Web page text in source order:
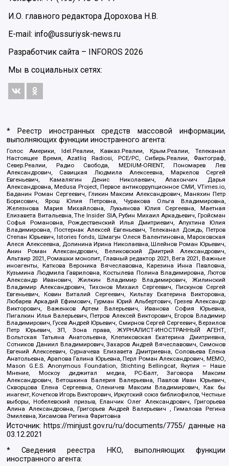
И.О. главного редактора Дорохова Н.В.
E-mail: info@ussuriysk-news.ru
Разработчик сайта –
INFOROS 2026
Мы в социальных сетях:
* Реестр иностранных средств массовой информации,
выполняющих функции иностранного агента:
Голос Америки, Idel.Реалии, Кавказ.Реалии, Крым.Реалии, Телеканал
Настоящее Время, Azatliq Radiosi, PCE/PC, Сибирь.Реалии, Фактограф,
Север.Реалии, Радио Свобода, MEDIUM-ORIENT, Пономарев Лев
Александрович, Савицкая Людмила Алексеевна, Маркелов Сергей
Евгеньевич, Камалягин Денис Николаевич, Апахончич Дарья
Александровна, Medusa Project, Первое антикоррупционное СМИ, VTimes.io,
Баданин Роман Сергеевич, Гликин Максим Александрович, Маняхин Петр
Борисович, Ярош Юлия Петровна, Чуракова Ольга Владимировна,
Железнова Мария Михайловна, Лукьянова Юлия Сергеевна, Маетная
Елизавета Витальевна, The Insider SIA, Рубин Михаил Аркадьевич, Гройсман
Софья Романовна, Рождественский Илья Дмитриевич, Апухтина Юлия
Владимировна, Постернак Алексей Евгеньевич, Телеканал Дождь, Петров
Степан Юрьевич, Istories fonds, Шмагун Олеся Валентиновна, Мароховская
Алеся Алексеевна, Долинина Ирина Николаевна, Шлейнов Роман Юрьевич,
Анин Роман Александрович, Великовский Дмитрий Александрович,
Альтаир 2021, Ромашки монолит, Главный редактор 2021, Вега 2021, Важные
иноагенты, Каткова Вероника Вячеславовна, Карезина Инна Павловна,
Кузьмина Людмила Гавриловна, Костылева Полина Владимировна, Лютов
Александр Иванович, Жилкин Владимир Владимирович, Жилинский
Владимир Александрович, Тихонов Михаил Сергеевич, Пискунов Сергей
Евгеньевич, Ковин Виталий Сергеевич, Кильтау Екатерина Викторовна,
Любарев Аркадий Ефимович, Гурман Юрий Альбертович, Грезев Александр
Викторович, Важенков Артем Валерьевич, Иванова София Юрьевна,
Пигалкин Илья Валерьевич, Петров Алексей Викторович, Егоров Владимир
Владимирович, Гусев Андрей Юрьевич, Смирнов Сергей Сергеевич, Верзилов
Петр Юрьевич, ЗП, Зона права, ЖУРНАЛИСТ-ИНОСТРАННЫЙ АГЕНТ,
Вольтская Татьяна Анатольевна, Клепиковская Екатерина Дмитриевна,
Сотников Даниил Владимирович, Захаров Андрей Вячеславович, Симонов
Евгений Алексеевич, Сурначева Елизавета Дмитриевна, Соловьева Елена
Анатольевна, Арапова Галина Юрьевна, Перл Роман Александрович, МЕМО,
Mason G.E.S. Anonymous Foundation, Stichting Bellingcat, Якутия – Наше
Мнение, Москоу диджитал медиа, РС-Балт, Заговора Максим
Александрович, Ветошкина Валерия Валерьевна, Павлов Иван Юрьевич,
Скворцова Елена Сергеевна, Оленичев Максим Владимирович, Как бы
инагент, Кочетков Игорь Викторович, Иркутский союз библиофилов, Честные
выборы, Нобелевский призыв, Еланчик Олег Александрович, Григорьева
Алина Александровна, Григорьев Андрей Валерьевич , Гималова Регина
Эмилевна, Хисамова Регина Фаритовна
Источник: https://minjust.gov.ru/ru/documents/7755/ данные на
03.12.2021
* Сведения реестра НКО, выполняющих функции
иностранного агента: